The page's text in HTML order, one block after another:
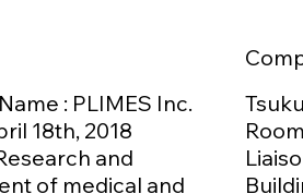
: PLIMES Inc.
18th, 2018
and
of medical and